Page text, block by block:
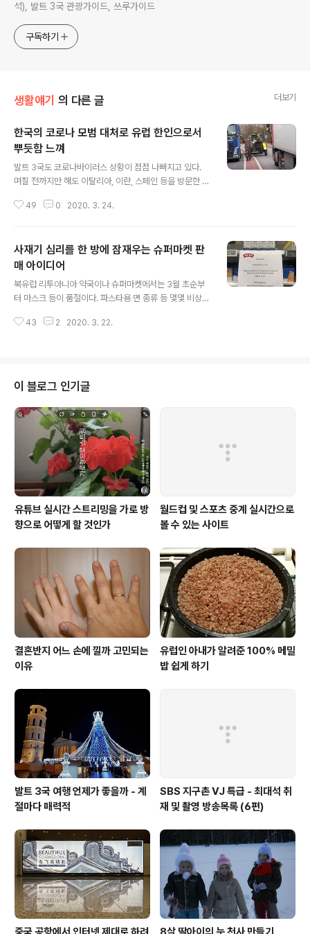
석), 발트 3국 관광가이드, 쓰루가이드
구독하기
생활얘기 의 다른 글 더보기
한국의 코로나 모범 대처로 유럽 한인으로서
뿌듯함 느껴
발트 3국도 코로나바이러스 상황이 점점 나빠지고 있다.
며칠 전까지만 해도 이탈리아, 이란, 스페인 등을 방문한 사
은 현지인들 중에서도 감염된 자들이 나오고 있다. 현재(3
는 보건 위협으로 인해 국가비상사태(전염병 예방을 위한
격리조치)를 선포해 3월 16일부터 아래와 같이 시행하고
있다. 1. 특별한 경우를 제외하고는 외국인 입국 금지2. 국
경검문소수 축소3. 리투아니아 국민 코로나바이러스 확진
급증 국가 방문 금지(한국도 포함됨)4. 약국, 동물약국, 식
품판매점을 제외한 상점 영업 금지5. 테이크아웃 음식 서
49 0 2020. 3. 24.
사재기 심리를 한 방에 잠재우는 슈퍼마켓 판
매 아이디어
북유럽 리투아니아 약국이나 슈퍼마켓에서는 3월 초순부
터 마스크 등이 품절이다. 파스타용 면 종류 등 몇몇 비상용
만 다시 곧 채워지고 있다. 미국, 호주 등에서 일어나고 있
유로 * 2.06유로 -> 1.09유로 할인 가격으로 파는 데도
불구하고 화장지는 넉넉히 남아 있다. 아래는 스페인 카나
리아 제도에 있는 3월 20일 현재 약국 안내문이다. * 단체
나 쌍이나 가족당 1명 * 약국 내 손님은 두 사람만 * 사람간
1.5미터 거리두기 * 마스크, 장갑, 알콜세정제 품절 -..
43 2 2020. 3. 22.
이 블로그 인기글
유튜브 실시간 스트리밍을 가로 방
향으로 어떻게 할 것인가
월드컵 및 스포츠 중계 실시간으로
볼 수 있는 사이트
결혼반지 어느 손에 낄까 고민되는
이유
유럽인 아내가 알려준 100% 메밀
밥 쉽게 하기
발트 3국 여행 언제가 좋을까 - 계
절마다 매력적
SBS 지구촌 VJ 특급 - 최대석 취
재 및 촬영 방송목록 (6편)